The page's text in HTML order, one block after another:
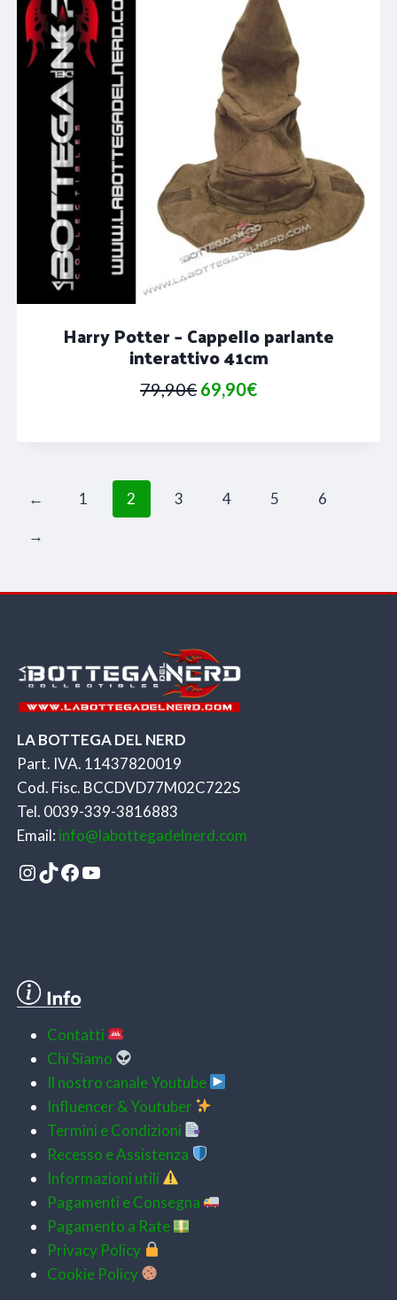
Harry Potter – Cappello parlante
interattivo 41cm
79,90€ Il
79,90€.
69,90€Il
69,90€.
← 1 2 3 4 5
6
→
LA BOTTEGA DEL NERD
Part. IVA. 11437820019
Cod. Fisc. BCCDVD77M02C722S
Tel. 0039-339-3816883
Email: info@labottegadelnerd.com
Instagram
TikTok
Facebook
YouTube
Contatti
Chi Siamo
Il nostro canale Youtube
Influencer & Youtuber
Termini e Condizioni
Recesso e Assistenza
Informazioni utili
Pagamenti eConsegna
Pagamento a Rate
Privacy Policy
Cookie Policy